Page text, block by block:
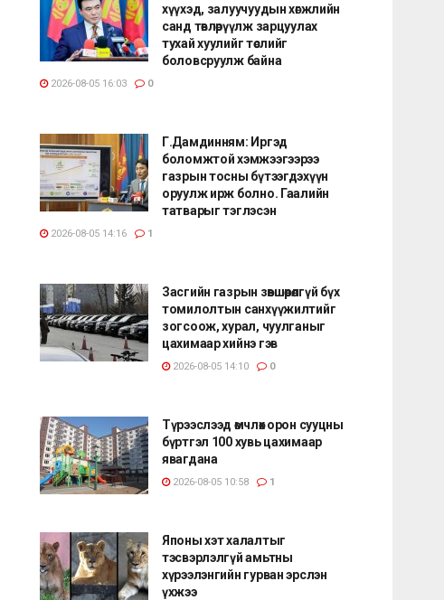
хүүхэд, залуучуудын хөгжлийн
санд төвлөрүүлж зарцуулах
тухай хуулийг төслийг
боловсруулж байна
2026-08-05 16:03 0
Г.Дамдинням: Иргэд
боломжтой хэмжээгээрээ
газрын тосны бүтээгдэхүүн
оруулж ирж болно. Гаалийн
татварыг тэглэсэн
2026-08-05 14:16 1
Засгийн газрын зөвшөөрөлгүй бүх
томилолтын санхүүжилтийг
зогсоож, хурал, чуулганыг
цахимаар хийнэ гэв
2026-08-05 14:10 0
Түрээслээд өмчлөх орон сууцны
бүртгэл 100 хувь цахимаар
явагдана
2026-08-05 10:58 1
Японы хэт халалтыг
тэсвэрлэлгүй амьтны
хүрээлэнгийн гурван эрслэн
үхжээ